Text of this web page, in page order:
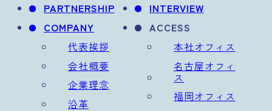
PARTNERSHIP
INTERVIEW
COMPANY
代表挨拶
会社概要
企業理念
沿革
ACCESS
本社オフィス
名古屋オフィ
ス
福岡オフィス